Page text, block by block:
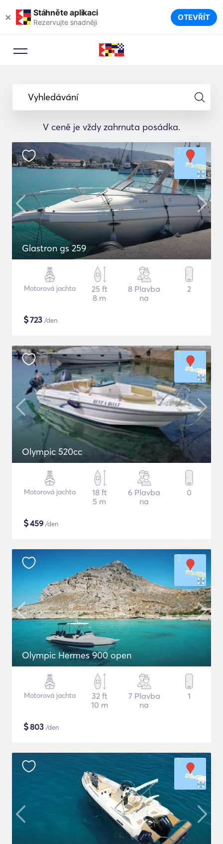
× Stáhněte aplikaci
Rezervujte snadněji OTEVŘÍT
Vyhledávání
V ceně je vždy zahrnuta posádka.
Glastron gs 259
Motorová jachta
25 ft
8 m
8 Plavba
na
2
$723 /den
Olympic 520cc
Motorová jachta
18 ft
5 m
6 Plavba
na
0
$459 /den
Olympic Hermes 900 open
Motorová jachta
32 ft
10 m
7 Plavba
na
1
$803 /den